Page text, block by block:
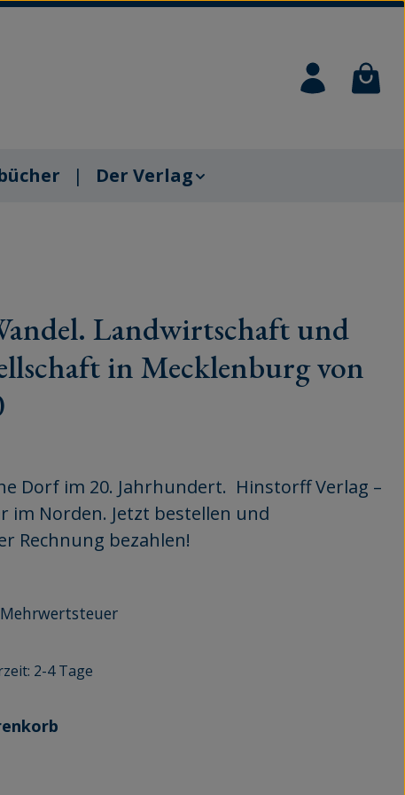
Der Verlag
Landwirtschaft und
in Mecklenburg von
Dorf im 20. Jahrhundert. Hinstorff Verlag –
im Norden. Jetzt bestellen und
Rechnung bezahlen!
2-4 Tage